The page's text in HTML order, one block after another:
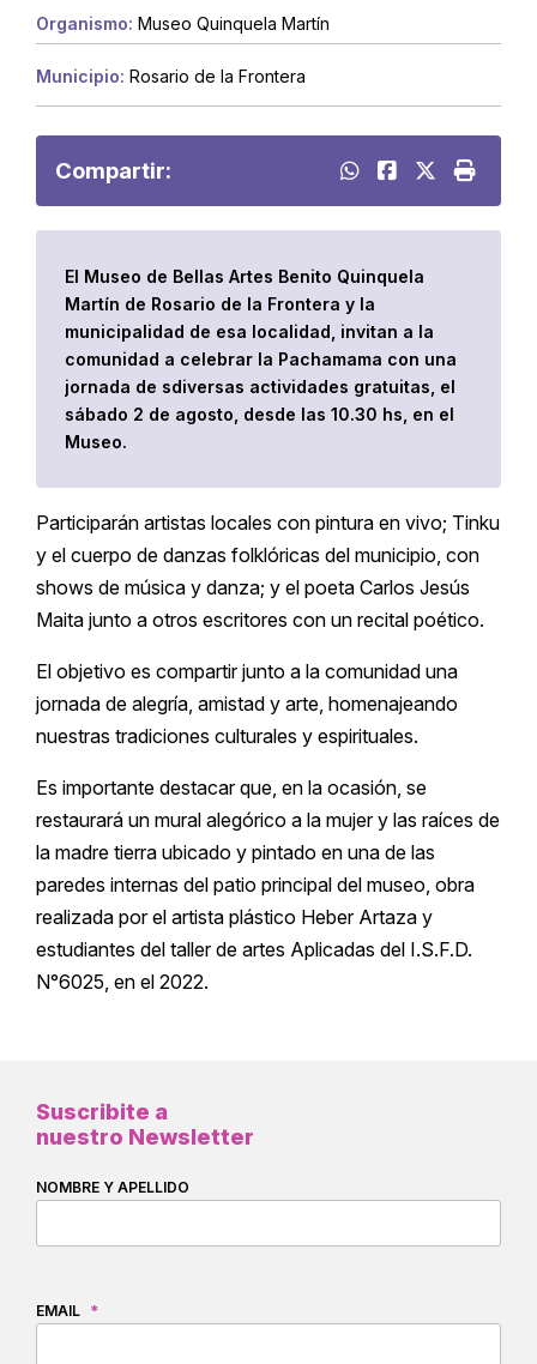
Organismo: Museo Quinquela Martín
Municipio: Rosario de la Frontera
Compartir:
El Museo de Bellas Artes Benito Quinquela
Martín de Rosario de la Frontera y la
municipalidad de esa localidad, invitan a la
comunidad a celebrar la Pachamama con una
jornada de sdiversas actividades gratuitas, el
sábado 2 de agosto, desde las 10.30 hs, en el
Museo.
Participarán artistas locales con pintura en vivo; Tinku
y el cuerpo de danzas folklóricas del municipio, con
shows de música y danza; y el poeta Carlos Jesús
Maita junto a otros escritores con un recital poético.
El objetivo es compartir junto a la comunidad una
jornada de alegría, amistad y arte, homenajeando
nuestras tradiciones culturales y espirituales.
Es importante destacar que, en la ocasión, se
restaurará un mural alegórico a la mujer y las raíces de
la madre tierra ubicado y pintado en una de las
paredes internas del patio principal del museo, obra
realizada por el artista plástico Heber Artaza y
estudiantes del taller de artes Aplicadas del I.S.F.D.
N°6025, en el 2022.
Suscribite a
nuestro Newsletter
NOMBRE Y APELLIDO
EMAIL *